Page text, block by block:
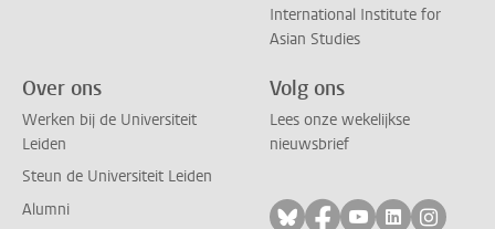
International Institute for
Asian Studies
Over ons
Werken bij de Universiteit
Leiden
Steun de Universiteit Leiden
Alumni
Volg ons
Lees onze wekelijkse
nieuwsbrief
Volg ons op bluesky
Volg ons op
Volg ons op
Volg ons
Volg